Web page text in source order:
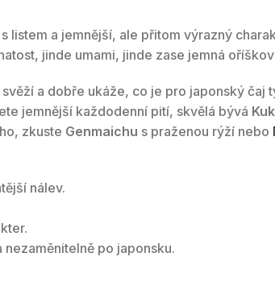
a jemnější, ale přitom výrazný
jinde umami, jinde zase jemná
a dobře ukáže, co je pro japonský čaj
jemnější každodenní pití, skvělá bývá
zkuste Genmaichu s praženou rýží nebo
nálev.
po japonsku.